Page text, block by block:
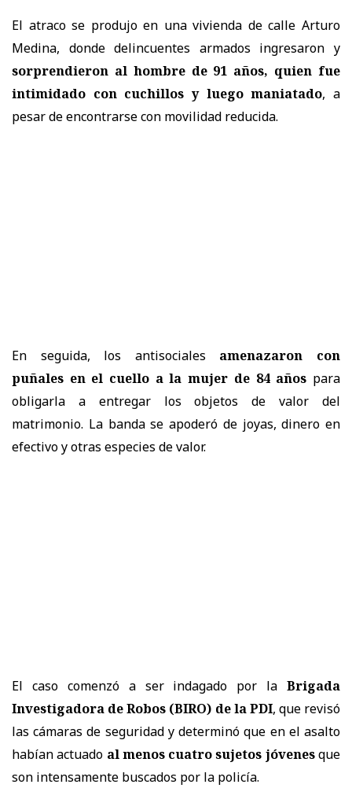
El atraco se produjo en una vivienda de calle Arturo
Medina, donde delincuentes armados ingresaron y
sorprendieron al hombre de 91 años, quien fue
intimidado con cuchillos y luego maniatado, a
pesar de encontrarse con movilidad reducida.
En seguida, los antisociales amenazaron con
puñales en el cuello a la mujer de 84 años para
obligarla a entregar los objetos de valor del
matrimonio. La banda se apoderó de joyas, dinero en
efectivo y otras especies de valor.
El caso comenzó a ser indagado por la Brigada
Investigadora de Robos (BIRO) de la PDI, que revisó
las cámaras de seguridad y determinó que en el asalto
habían actuado al menos cuatro sujetos jóvenesque
son intensamente buscados por la policía.